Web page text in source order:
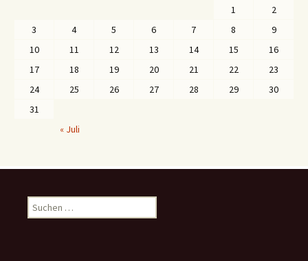
1
2
3
4 5 6 7 8
9
10
11 12 13 14 15
16
17
18 19 20 21 22
23
24
25 26 27 28 29
30
31
« Juli
u